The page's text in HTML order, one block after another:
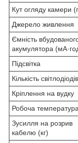
Кут огляду камери
Джерело живлення
Ємність
акумулятора
Підсвітка
Кількість світлодіодів
Кріплення на вудку
Робоча
Зусилля на розрив
кабелю (кг)